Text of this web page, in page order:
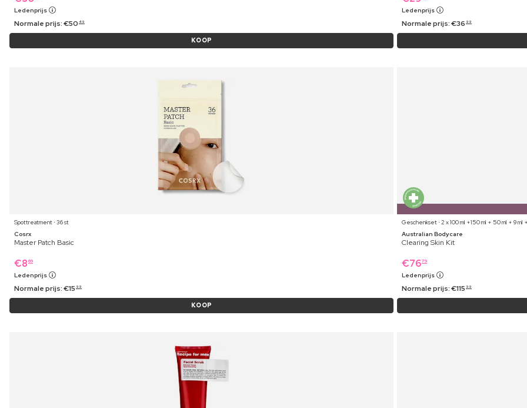
Ledenprijs
Normale prijs:€50 49
KOOP
Ledenprijs
Normale prijs:€36 99
Spottreatment ⋅ 36 st
Cosrx
Master Patch Basic
€8 69
Ledenprijs
Normale prijs:€15 99
KOOP
Geschenkset ⋅ 2 x 100 ml +150 ml + 50 ml + 9 ml
Australian Bodycare
Clearing Skin Kit
€7679
Ledenprijs
Normale prijs:€115 99